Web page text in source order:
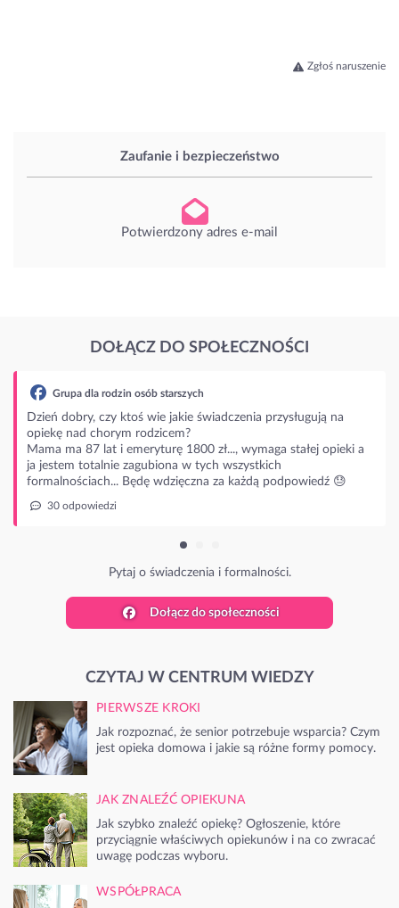
Zaufanie i bezpieczeństwo
Potwierdzony adres e-mail
Zgłoś naruszenie
DOŁĄCZ DO SPOŁECZNOŚCI
starszych
jakie świadczenia przysługują na
1800 zł..., wymaga stałej opieki a
w tych wszystkich
za każdą podpowiedź 😓
i formalności.
Dołącz do społeczności
CZYTAJ W CENTRUM WIEDZY
PIERWSZE KROKI
Jak rozpoznać, że senior potrzebuje wsparcia? Czym
jest opieka domowa i jakie są różne formy pomocy.
JAK ZNALEŹĆ OPIEKUNA
Jak szybko znaleźć opiekę? Ogłoszenie, które
przyciągnie właściwych opiekunów i na co zwracać
uwagę podczas wyboru.
WSPÓŁPRACA